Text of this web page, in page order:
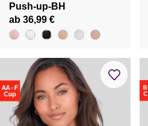
Push-up-BH
ab 36,99 €